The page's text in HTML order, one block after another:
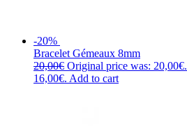
-20%
Bracelet Gémeaux 8mm
20,00€ Original price was: 20,00€.
16,00€. Add to cart